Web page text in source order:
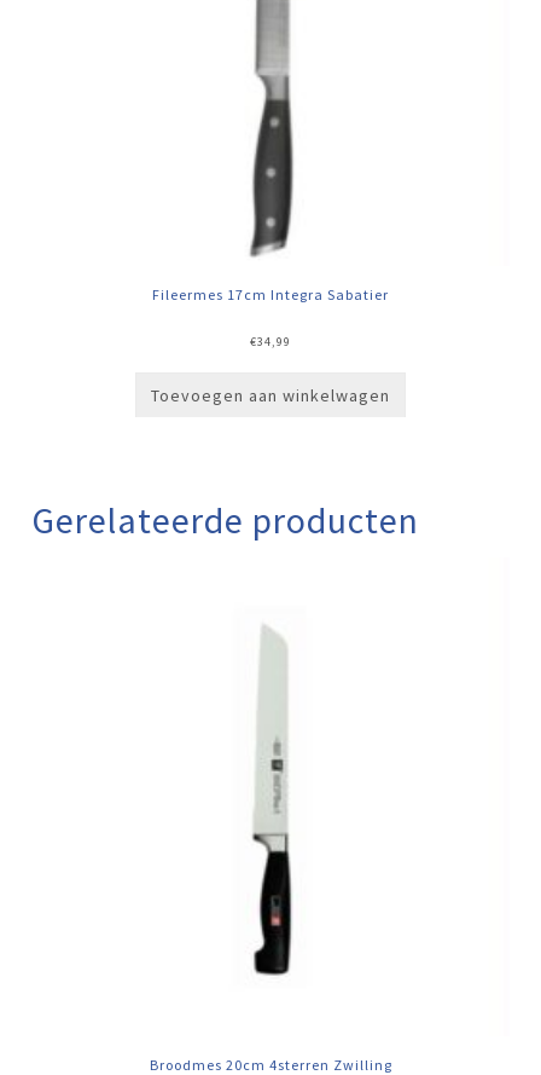
Fileermes 17cm Integra Sabatier
€34,99
Toevoegen aan winkelwagen
Gerelateerde producten
Broodmes 20cm 4sterren Zwilling